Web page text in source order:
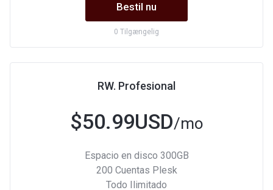
Bestil nu
0 Tilgængelig
RW. Profesional
$50.99USD/mo
Espacio en disco 300GB
200 Cuentas Plesk
Todo Ilimitado